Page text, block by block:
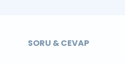
SORU & CEVAP